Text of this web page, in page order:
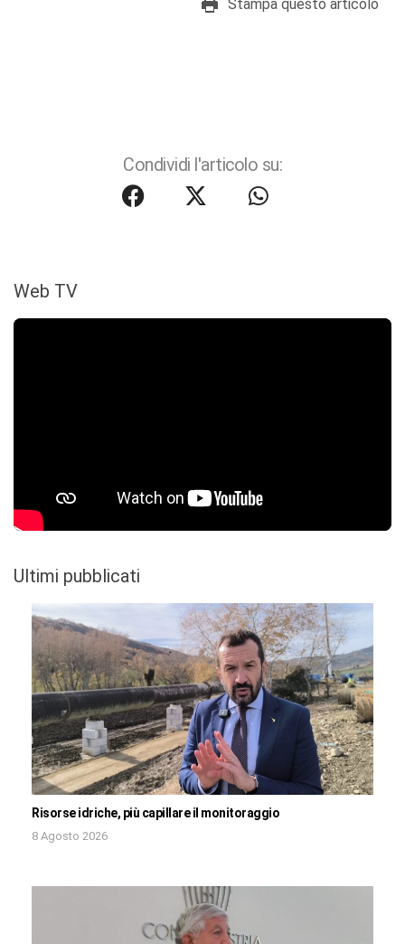
Stampa questo articolo
Condividi l'articolo su:
Web TV
Ultimi pubblicati
Risorse idriche, più capillare il monitoraggio
8 Agosto 2026